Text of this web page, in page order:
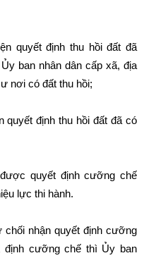
quyết định thu hồi đất đã
ban nhân dân cấp xã, địa
nơi có đất thu hồi;
quyết định thu hồi đất đã có
quyết định cưỡng chế
lực thi hành.
nhận quyết định cưỡng
định cưỡng chế thì Ủy ban